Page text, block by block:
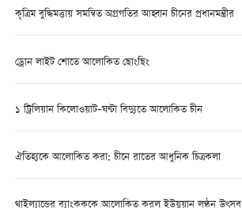
কৃত্রিম বুদ্ধিমত্তায় সমন্বিত অগ্রগতির আহ্বান চীনের প্রধানমন্ত্রীর
ড্রোন লাইট শোতে আলোকিত ছোংছিং
১ ট্রিলিয়ান কিলোওয়াট–ঘণ্টা বিদ্যুতে আলোকিত চীন
ঐতিহ্যকে আলোকিত করা: চীনে রাতের আধুনিক চিত্রকলা